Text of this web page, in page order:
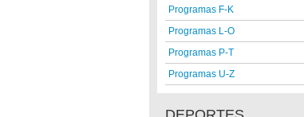
Programas F-K
Programas L-O
Programas P-T
Programas U-Z